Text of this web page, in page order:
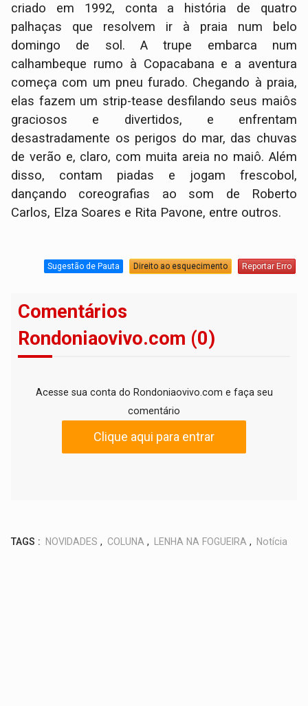
criado em 1992, conta a história de quatro
palhaças que resolvem ir à praia num belo
domingo de sol. A trupe embarca num
calhambeque rumo à Copacabana e a aventura
começa com um pneu furado. Chegando à praia,
elas fazem um strip-tease desfilando seus maiôs
graciosos e divertidos, e enfrentam
desastradamente os perigos do mar, das chuvas
de verão e, claro, com muita areia no maiô. Além
disso, contam piadas e jogam frescobol,
dançando coreografias ao som de Roberto
Carlos, Elza Soares e Rita Pavone, entre outros.
Sugestão de Pauta Direito ao esquecimento Reportar Erro
Comentários
Rondoniaovivo.com (0)
Acesse sua conta do Rondoniaovivo.com e faça seu
comentário
Clique aqui para entrar
TAGS : NOVIDADES , COLUNA , LENHA NA FOGUEIRA , Notícia